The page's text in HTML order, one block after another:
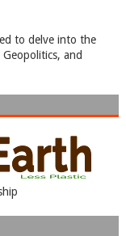
to delve into the
and